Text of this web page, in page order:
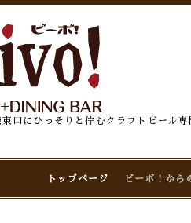
口にひっそりと佇むクラフトビール専
トップページ ビーボ！から